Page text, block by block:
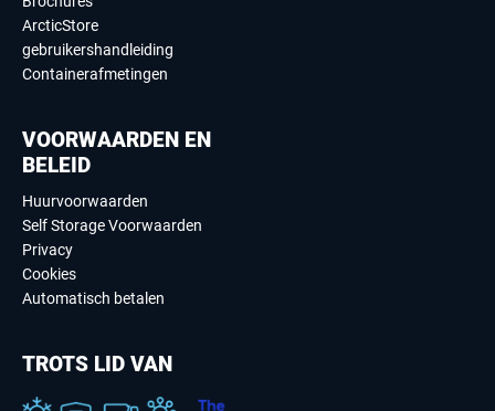
ArcticStore
gebruikershandleiding
Containerafmetingen
VOORWAARDEN EN
BELEID
Huurvoorwaarden
Self Storage Voorwaarden
Privacy
Cookies
Automatisch betalen
TROTS LID VAN